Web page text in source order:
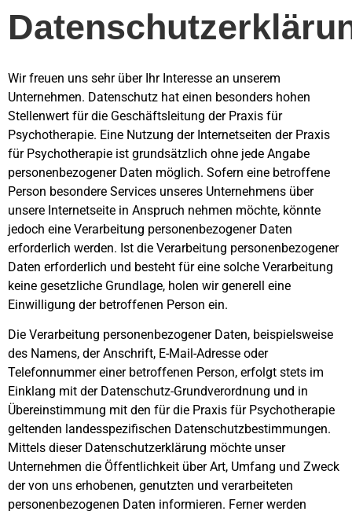
Wir freuen uns sehr über Ihr Interesse an unserem
Unternehmen. Datenschutz hat einen besonders hohen
Stellenwert für die Geschäftsleitung der Praxis für
Psychotherapie. Eine Nutzung der Internetseiten der Praxis
für Psychotherapie ist grundsätzlich ohne jede Angabe
personenbezogener Daten möglich. Sofern eine betroffene
Person besondere Services unseres Unternehmens über
unsere Internetseite in Anspruch nehmen möchte, könnte
jedoch eine Verarbeitung personenbezogener Daten
erforderlich werden. Ist die Verarbeitung personenbezogener
Daten erforderlich und besteht für eine solche Verarbeitung
keine gesetzliche Grundlage, holen wir generell eine
Einwilligung der betroffenen Person ein.
Die Verarbeitung personenbezogener Daten, beispielsweise
des Namens, der Anschrift, E-Mail-Adresse oder
Telefonnummer einer betroffenen Person, erfolgt stets im
Einklang mit der Datenschutz-Grundverordnung und in
Übereinstimmung mit den für die Praxis für Psychotherapie
geltenden landesspezifischen Datenschutzbestimmungen.
Mittels dieser Datenschutzerklärung möchte unser
Unternehmen die Öffentlichkeit über Art, Umfang und Zweck
der von uns erhobenen, genutzten und verarbeiteten
personenbezogenen Daten informieren. Ferner werden